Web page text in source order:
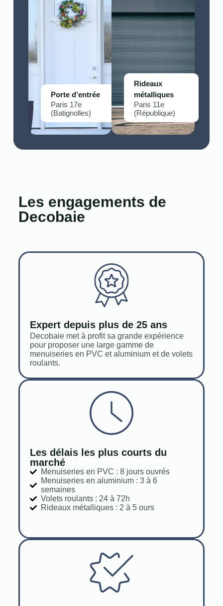
Porte d’entrée
Paris 17e
(Batignolles)
Rideaux
métalliques
Paris 11e
(République)
Les engagements de
Decobaie
Expert depuis plus de 25 ans
Decobaie met à profit sa grande expérience
pour proposer une large gamme de
menuiseries en PVC et aluminium et de volets
roulants.
Les délais les plus courts du
marché
Menuiseries en PVC : 8 jours ouvrés
Menuiseries en aluminium : 3 à 6
semaines
Volets roulants : 24 à 72h
Rideaux métalliques : 2 à 5 ours